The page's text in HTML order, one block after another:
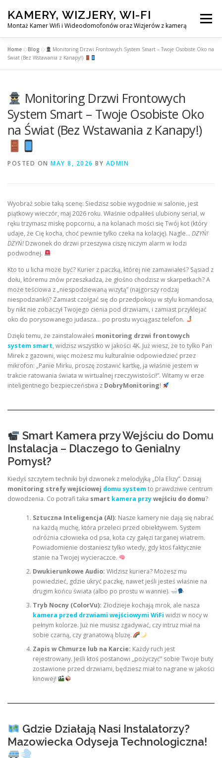
content
KAMERY, WIZJERY, WI-FI
Montaż Kamer Wifi i Wideodomofonów oraz Wizjerów z kamerą
Menu
GŁÓWNA MONTAŻ KAMER WIFI W WARSZAWA
MONTAŻ WIDEDOMOFONÓW
MONTAŻU WIZJERÓW Z KAMERĄ BLOG
KONTAKT
EN
Home »Blog »
Monitoring Drzwi Frontowych System Smart – Twoje Osobiste Oko na
Świat (Bez Wstawania z Kanapy!)
Monitoring Drzwi Frontowych
System Smart – Twoje Osobiste Oko
na Świat (Bez Wstawania z Kanapy!)
POSTED ON MAY 8, 2026 BY ADMIN
Wyobraź sobie taką scenę: Siedzisz sobie wygodnie w salonie, jest
piątkowy wieczór, maj 2026 roku. Właśnie odpaliłeś ulubiony serial, w
ręku trzymasz miskę popcornu, a na kolanach mości się Twój kot (który
udaje, że Cię kocha, choć pewnie tylko czeka na kolację). Nagle… DZYŃ!
DZYŃ! Dzwonek do drzwi przeszywa ciszę niczym alarm w łodzi
podwodnej.
Kto to u licha może być? Kurier z paczką, której nie zamawiałeś? Sąsiad z
dołu, któremu znów przeszkadza, że głośno chodzisz w skarpetkach? A
może teściowa z „niespodziewaną wizytą” (najgorszy rodzaj
niespodzianki)? Zamiast czołgać się do przedpokoju w stylu komandosa,
by nikt nie zobaczył Twojego cienia pod drzwiami, i zamiast przyklejać
oko do porysowanego judasza… po prostu wyciągasz telefon.
Dzięki temu, że zainstalowałeś monitoring drzwi frontowych
system smart, widzisz wszystko w jakości 4K. Już wiesz, że to tylko Pan
Mirek z gazowni, więc możesz mu kulturalnie odpowiedzieć przez
mikrofon: „Panie Mirku, proszę zostawić kartkę, ja właśnie jestem w
trakcie ratowania świata w wirtualnej rzeczywistości!”. Witamy w erze
inteligentnego bezpieczeństwa z DobryMonitoring!
Smart Kamera przy Wejściu do Domu
Instalacja – Dlaczego to Genialny
Pomysł?
Kiedyś szczytem techniki był dzwonek z melodyjką „Dla Elizy”. Dzisiaj
monitoring strefy wejściowej domu systemto prawdziwe centrum
dowodzenia. Co potrafi taka smart kamera przywejściu do domu?
Sztuczna Inteligencja (AI): Nasze kamery nie dają się nabrać
na każdą muchę, która przeleci przed obiektywem. System
odróżnia człowieka od psa, kota czy gałęzi targanej wiatrem.
Powiadomienie dostaniesz tylko wtedy, gdy ktoś faktycznie
stanie na Twojej wycieraczce.
Dwukierunkowe Audio: Widzisz kuriera? Możesz mu
powiedzieć, gdzie ukryć paczkę, nawet jeśli jesteś właśnie na
drugim końcu świata (albo po prostu w wannie).
Tryb Nocny (ColorVu): Złodzieje kochają mrok, ale nasza
kamera przed drzwiami wejściowymi WiFi widzi w nocy w
pełnym kolorze. Już nie musisz zgadywać, czy intruz miał na
sobie czarną, czy granatową bluzę.
Zapis w Chmurze lub na Karcie: Każdy ruch jest
rejestrowany. Jeśli ktoś postanowi „pożyczyć” sobie Twoje buty
zostawione przed drzwiami, będziesz miał to nagrane w jakości
kinowej!
Gdzie Działają Nasi Instalatorzy?
Mazowiecka Odyseja Technologiczna!